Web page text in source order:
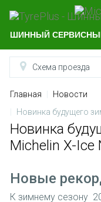
ШИННЫЙ
Схема проезда
Главная
Новости
Новинка будущего
Новинка
Michelin X-Ice
Новые
К зимнему сезону